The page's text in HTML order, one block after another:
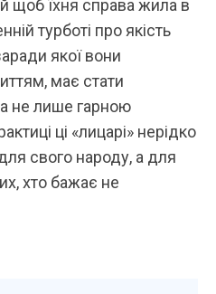
щоб їхня справа жила в
турботі про якість
якої вони
має стати
не лише гарною
ці «лицарі» нерідко
свого народу, а для
хто бажає не